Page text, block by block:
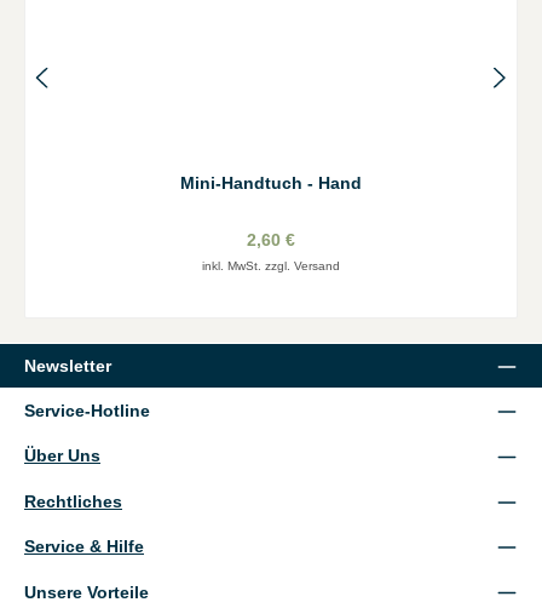
Mini-Handtuch - Hand
2,60 €
inkl. MwSt. zzgl. Versand
Newsletter
Service-Hotline
Über Uns
Rechtliches
Service & Hilfe
Unsere Vorteile